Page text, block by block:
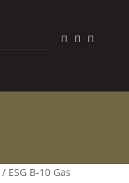
  
/ ESG B-10 Gas